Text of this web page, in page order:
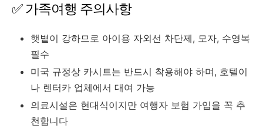
✅ 가족여행 주의사항
햇볕이 강하므로 아이용 자외선 차단제, 모자, 수영복
필수
미국 규정상 카시트는 반드시 착용해야 하며, 호텔이
나 렌터카 업체에서 대여 가능
의료시설은 현대식이지만 여행자 보험 가입을 꼭 추
천합니다